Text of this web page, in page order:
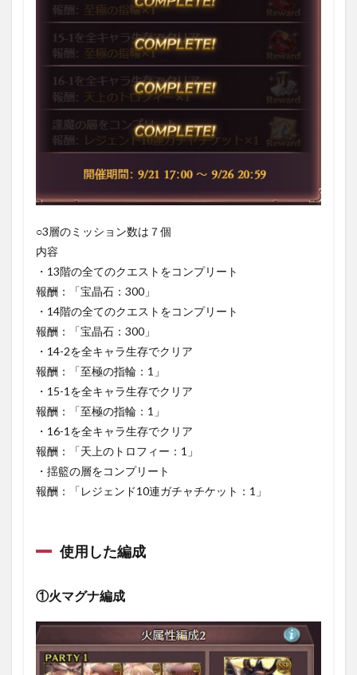
○3層のミッション数は７個
内容
・13階の全てのクエストをコンプリート
報酬：「宝晶石：300」
・14階の全てのクエストをコンプリート
報酬：「宝晶石：300」
・14-2を全キャラ生存でクリア
報酬：「至極の指輪：1」
・15-1を全キャラ生存でクリア
報酬：「至極の指輪：1」
・16-1を全キャラ生存でクリア
報酬：「天上のトロフィー：1」
・揺籃の層をコンプリート
報酬：「レジェンド10連ガチャチケット：1」
使用した編成
①火マグナ編成